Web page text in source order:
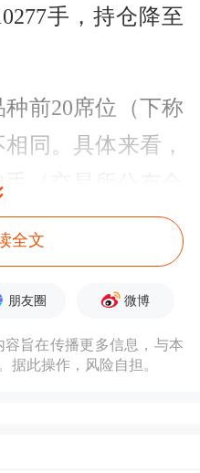
手，持仓降至
前20席位（下称
同。具体来看，
（交易所公布合
主力持仓总和的差
减仓8316手，净
IH多头主力减仓
3820手，净空持
头主力减仓129
力增仓1347手，
全文
朋友圈 微博
旨在传播更多信息，与本
据此操作，风险自担。